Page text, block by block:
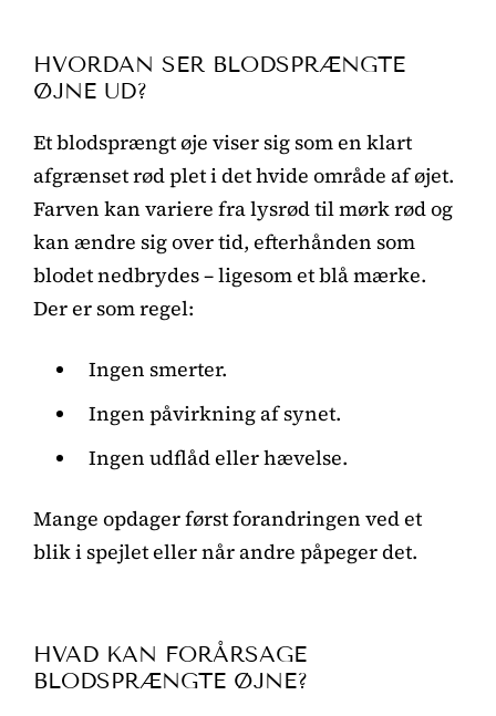
HVORDAN SER BLODSPRÆNGTE
ØJNE UD?
Et blodsprængt øje viser sig som en klart
afgrænset rød plet i det hvide område af øjet.
Farven kan variere fra lysrød til mørk rød og
kan ændre sig over tid, efterhånden som
blodet nedbrydes – ligesom et blå mærke.
Der er som regel:
Ingen smerter.
Ingen påvirkning af synet.
Ingen udflåd eller hævelse.
Mange opdager først forandringen ved et
blik i spejlet eller når andre påpeger det.
HVAD KAN FORÅRSAGE
BLODSPRÆNGTE ØJNE?